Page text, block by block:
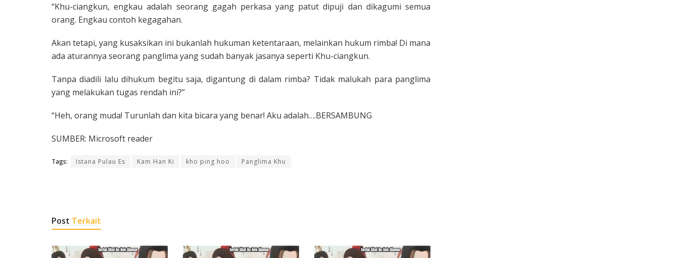
“Khu-ciangkun, engkau adalah seorang gagah perkasa yang patut dipuji dan dikagumi semua
orang. Engkau contoh kegagahan.
Akan tetapi, yang kusaksikan ini bukanlah hukuman ketentaraan, me­lainkan hukum rimba! Di mana
ada atur­annya seorang panglima yang sudah banyak jasanya seperti Khu-ciangkun.
Tanpa diadili lalu dihukum begitu saja, digantung di dalam rimba? Tidak malu­kah para panglima
yang melakukan tugas rendah ini?”
“Heh, orang muda! Turunlah dan kita bicara yang benar! Aku adalah….BERSAMBUNG
SUMBER: Microsoft reader
Tags: Istana Pulau Es Kam Han Ki kho ping hoo Panglima Khu
Post Terkait